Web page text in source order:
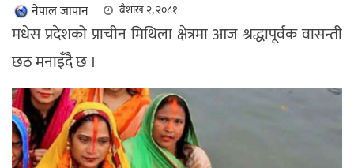
नेपाल जापान बैशाख २, २०८१
मधेस प्रदेशको प्राचीन मिथिला क्षेत्रमा आज श्रद्धापूर्वक वासन्ती
छठ मनाइँदै छ ।